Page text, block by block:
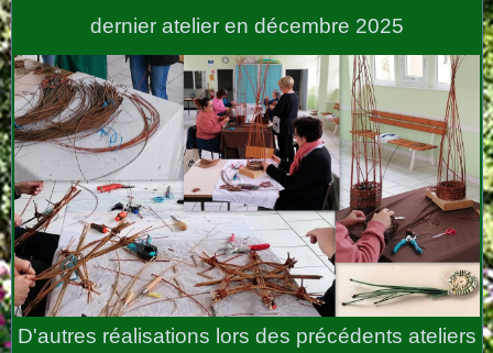
dernier atelier en décembre 2025
D'autres réalisations lors des précédents ateliers